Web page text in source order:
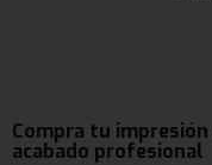
Compra tu
acabado profesional